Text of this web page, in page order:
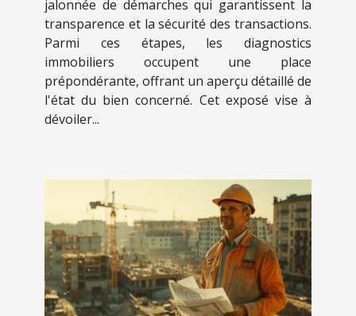
jalonnée de démarches qui garantissent la
transparence et la sécurité des transactions.
Parmi ces étapes, les diagnostics
immobiliers occupent une place
prépondérante, offrant un aperçu détaillé de
l'état du bien concerné. Cet exposé vise à
dévoiler...